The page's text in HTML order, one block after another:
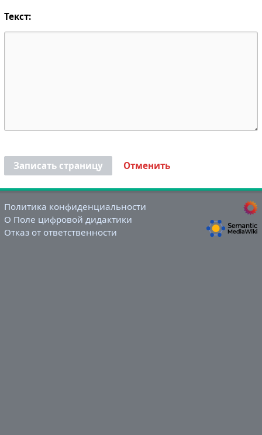
Текст:
Записать страницу Отменить
Политика конфиденциальности
О Поле цифровой дидактики
Отказ от ответственности